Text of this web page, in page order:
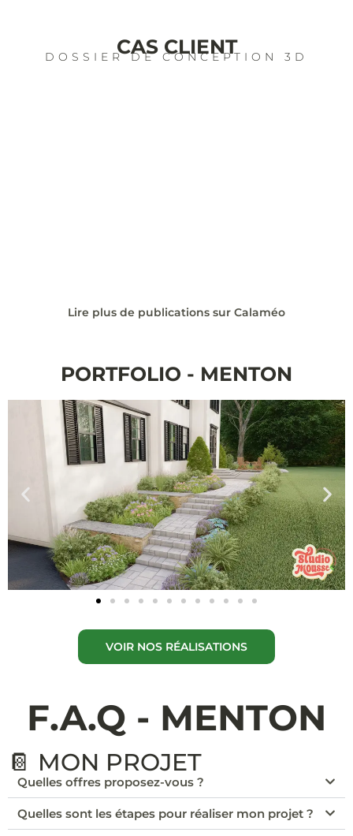
CAS CLIENT
DOSSIER DE CONCEPTION 3D
Lire plus de publications sur Calaméo
PORTFOLIO - MENTON
VOIR NOS RÉALISATIONS
F.A.Q - MENTON
📔 MON PROJET
Quelles offres proposez-vous ?
Quelles sont les étapes pour réaliser mon projet ?